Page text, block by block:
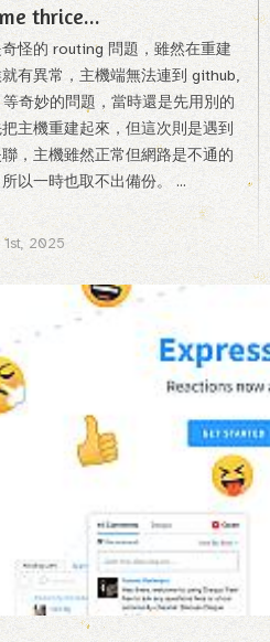
thrice...
怪的 routing 問題，雖然在重建
有異常，主機端無法連到 github,
奇妙的問題，當時還是先用別的
主機重建起來，但這次則是遇到
，主機雖然正常但網路是不通的
以一時也取不出備份。 ...
1st, 2025